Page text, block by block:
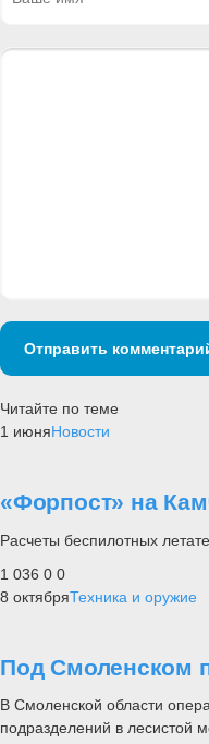
Отправить
Читайте по теме
1 июняНовости
«Форпост» на
Расчеты беспилотных
1 036 0 0
8 октябряТехника и оружие
Под Смоленском
В Смоленской области
подразделений в лесистой